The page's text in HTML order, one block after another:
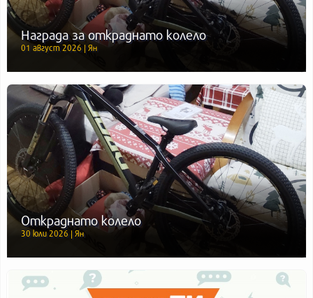
Награда за откраднато колело
01 август 2026 | Ян
Откраднато колело
30 юли 2026 | Ян